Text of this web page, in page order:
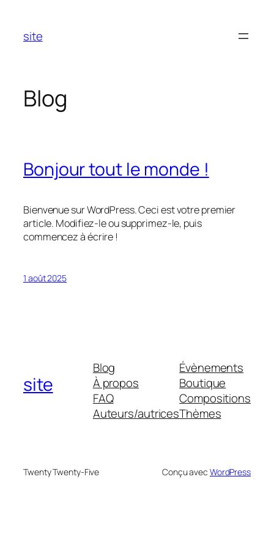
contenu
site
Blog
Bonjour tout le monde !
Bienvenue sur WordPress. Ceci est votre premier
article. Modifiez-le ou supprimez-le, puis
commencez à écrire !
1 août 2025
site
Blog
À propos
FAQ
Auteurs/autrices
Évènements
Boutique
Compositions
Thèmes
Twenty Twenty-Five Conçu avec WordPress